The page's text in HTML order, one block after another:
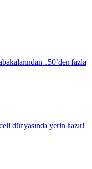
150’den fazla
dünyasında yerin hazır!